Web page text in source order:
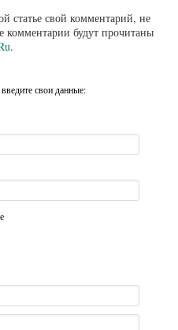
статье свой комментарий, не
будут прочитаны
.
свои данные: